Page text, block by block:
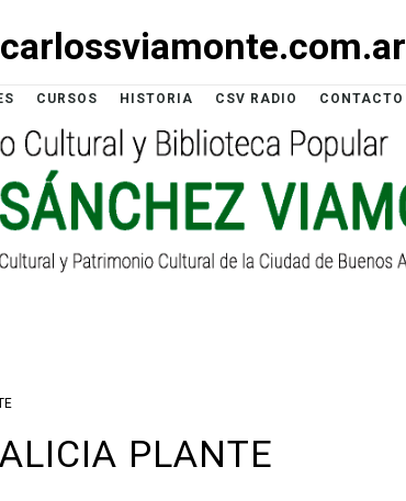
CURSOS HISTORIA CSV RADIO CONTACTO
PLANTE